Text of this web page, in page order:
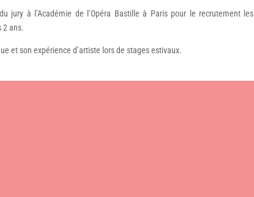
jury à l’Académie de l’Opéra Bastille à Paris pour le recrutement les
2 ans.
et son expérience d’artiste lors de stages estivaux.